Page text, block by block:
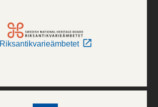
Riksantikvarieämbetet